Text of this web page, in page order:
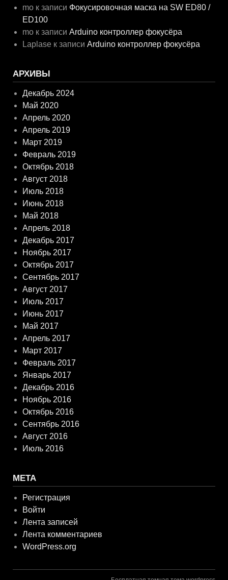
mo к записи Фокусировочная маска на SW ED80 /
ED100
mo к записиArduino контроллер фокусёра
Laplase к записиArduino контроллер фокусёра
АРХИВЫ
Декабрь 2024
Май 2020
Апрель 2020
Апрель 2019
Март 2019
Февраль 2019
Октябрь 2018
Август 2018
Июль 2018
Июнь 2018
Май 2018
Апрель 2018
Декабрь 2017
Ноябрь 2017
Октябрь 2017
Сентябрь 2017
Август 2017
Июль 2017
Июнь 2017
Май 2017
Апрель 2017
Март 2017
Февраль 2017
Январь 2017
Декабрь 2016
Ноябрь 2016
Октябрь 2016
Сентябрь 2016
Август 2016
Июль 2016
МЕТА
Регистрация
Войти
Лента записей
Лента комментариев
WordPress.org